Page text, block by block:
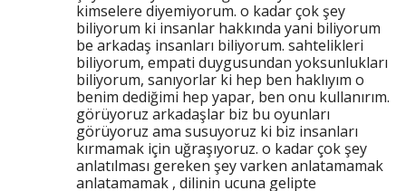
kimselere diyemiyorum. o kadar çok şey
biliyorum ki insanlar hakkında yani biliyorum
be arkadaş insanları biliyorum. sahtelikleri
biliyorum, empati duygusundan yoksunlukları
biliyorum, sanıyorlar ki hep ben haklıyım o
benim dediğimi hep yapar, ben onu kullanırım.
görüyoruz arkadaşlar biz bu oyunları
görüyoruz ama susuyoruz ki biz insanları
kırmamak için uğraşıyoruz. o kadar çok şey
anlatılması gereken şey varken anlatamamak
anlatamamak , dilinin ucuna gelipte